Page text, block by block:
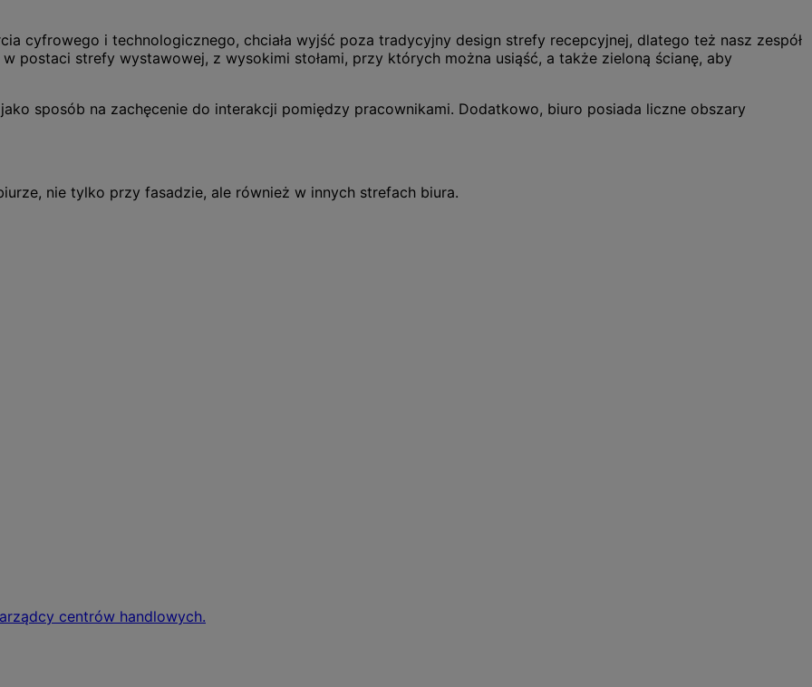
cyfrowego i technologicznego, chciała wyjść poza tradycyjny design strefy recepcyjnej, dlatego też nasz zespół
postaci strefy wystawowej, z wysokimi stołami, przy których można usiąść, a także zieloną ścianę, aby
sposób na zachęcenie do interakcji pomiędzy pracownikami. Dodatkowo, biuro posiada liczne obszary
nie tylko przy fasadzie, ale również w innych strefach biura.
centrów handlowych.